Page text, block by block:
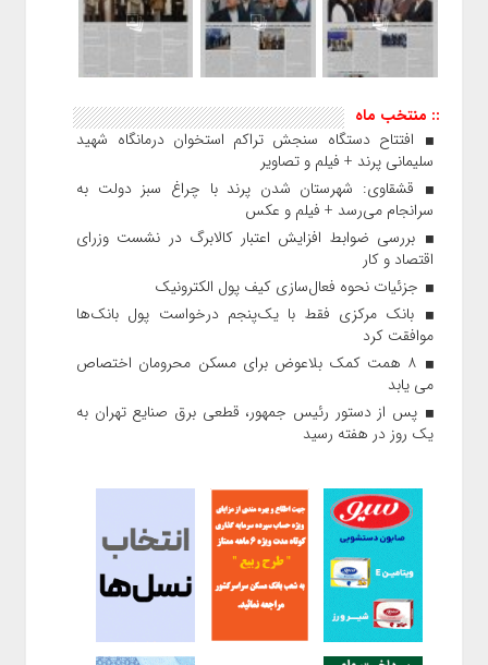
:: منتخب ماه
افتتاح دستگاه سنجش تراکم استخوان درمانگاه شهید
سلیمانی پرند + فیلم و تصاویر
قشقاوی: شهرستان شدن پرند با چراغ سبز دولت به
سرانجام می‌رسد + فیلم و عکس
بررسی ضوابط افزایش اعتبار کالابرگ در نشست وزرای
اقتصاد و کار
جزئیات نحوه فعال‌سازی کیف پول الکترونیک
بانک مرکزی فقط با یک‌‎پنجم درخواست پول بانک‌ها
موافقت کرد
۸ همت کمک بلاعوض برای مسکن محرومان اختصاص
می یابد
پس از دستور رئیس‌ جمهور، قطعی برق صنایع تهران به
یک روز در هفته رسید